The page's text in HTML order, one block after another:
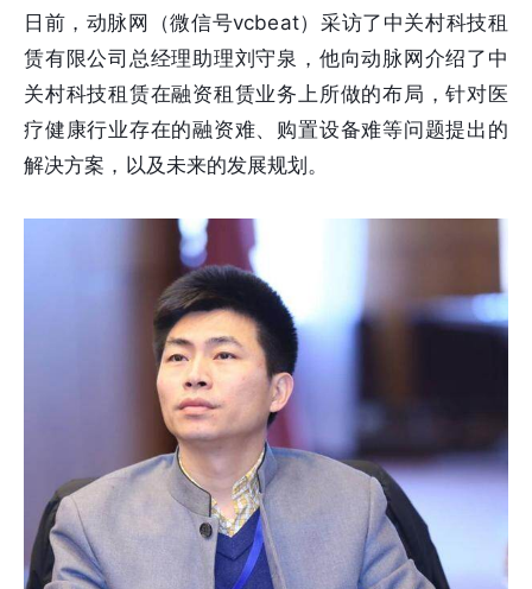
日前，动脉网（微信号vcbeat）采访了中关村科技租
赁有限公司总经理助理刘守泉，他向动脉网介绍了中
关村科技租赁在融资租赁业务上所做的布局，针对医
疗健康行业存在的融资难、购置设备难等问题提出的
解决方案，以及未来的发展规划。